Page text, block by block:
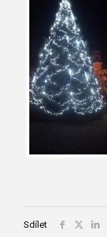
Sdílet